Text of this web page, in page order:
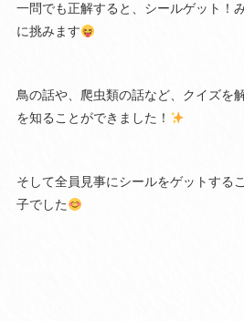
一問でも正解すると、シールゲット！
に挑みます
鳥の話や、爬虫類の話など、クイズを
を知ることができました！
そして全員見事にシールをゲットする
子でした